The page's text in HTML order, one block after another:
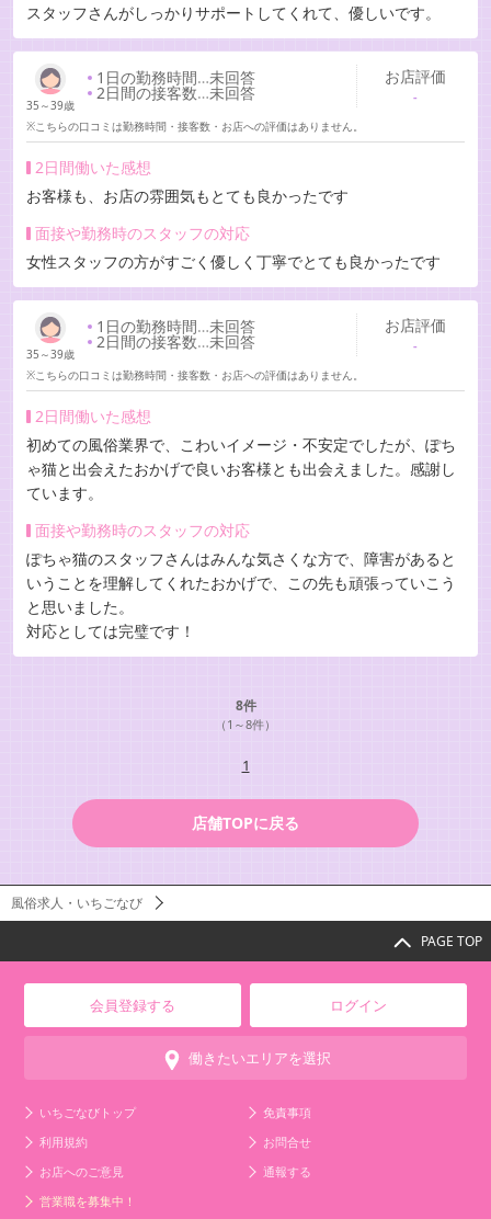
スタッフさんがしっかりサポートしてくれて、優しいです。
35～39歳
1日の勤務時間…未回答
2日間の接客数…未回答
お店評価
-
※こちらの口コミは勤務時間・接客数・お店への評価はありません。
2日間働いた感想
お客様も、お店の雰囲気もとても良かったです
面接や勤務時のスタッフの対応
女性スタッフの方がすごく優しく丁寧でとても良かったです
35～39歳
1日の勤務時間…未回答
2日間の接客数…未回答
お店評価
-
※こちらの口コミは勤務時間・接客数・お店への評価はありません。
2日間働いた感想
初めての風俗業界で、こわいイメージ・不安定でしたが、ぽち
ゃ猫と出会えたおかげで良いお客様とも出会えました。感謝し
ています。
面接や勤務時のスタッフの対応
ぽちゃ猫のスタッフさんはみんな気さくな方で、障害があると
いうことを理解してくれたおかげで、この先も頑張っていこう
と思いました。
対応としては完璧です！
8件
（1～8件）
1
店舗TOPに戻る
風俗求人・いちごなび
PAGE TOP
会員登録する ログイン
働きたいエリアを選択
いちごなびトップ
免責事項
利用規約
お問合せ
お店へのご意見
通報する
営業職を募集中！